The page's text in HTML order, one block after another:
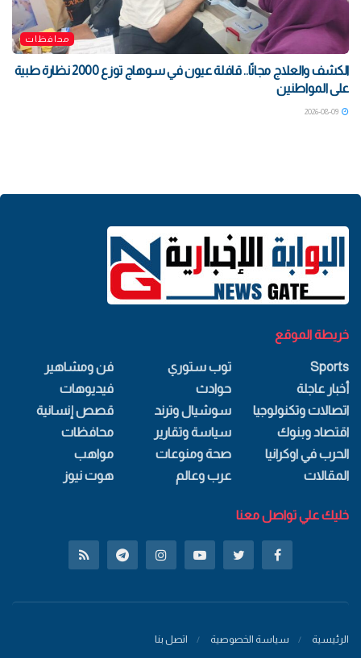
محافظات
الكشف والعلاج مجانًا.. قافلة عيون في سوهاج توزع 2000 نظارة طبية
على المواطنين
خريطة الموقع
Sports
أخبار عاجلة
اتصالات وتكنولوجيا
اقتصاد وبنوك
الحرب في اوكرانيا
المقالات
توب ستوري
حوادث
سوشيال وترند
سياسة وتقارير
صحة ومنوعات
عرب وعالم
فن ومشاهير
فيديوهات
قصص إنسانية
محافظات
مواهب
هوت نيوز
خليك علي تواصل معنا
الرئيسية سياسة الخصوصية اتصل بنا